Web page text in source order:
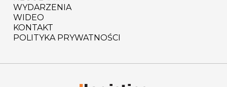
WYDARZENIA
WIDEO
KONTAKT
POLITYKA PRYWATNOŚCI